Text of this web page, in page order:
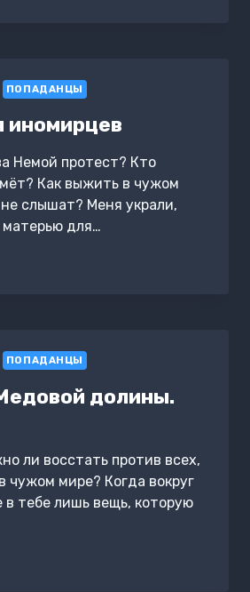
ПОПАДАНЦЫ
иномирцев
Немой протест? Кто
Как выжить в чужом
слышат? Меня украли,
для…
ПОПАДАНЦЫ
долины.
ли восстать против всех,
чужом мире? Когда вокруг
тебе лишь вещь, которую